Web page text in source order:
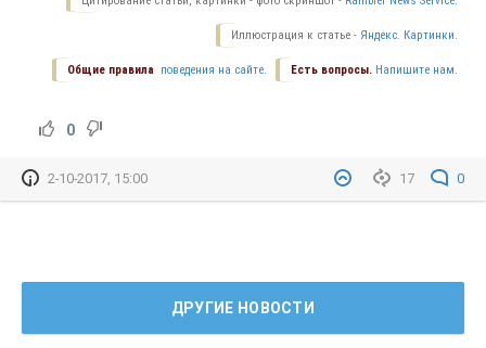
Иллюстрация к статье - Яндекс. Картинки.
Есть вопросы. Напишите нам.
Общие правила поведения на сайте.
0
17 0
2-10-2017, 15:00
ДРУГИЕ НОВОСТИ